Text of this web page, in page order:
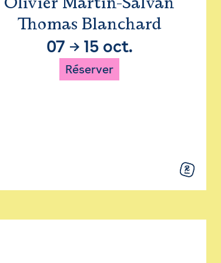
Thomas Blanchard
07 → 15 oct.
Réserver